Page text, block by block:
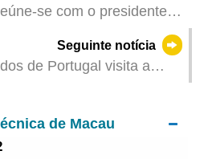
se com o presidente
Seguinte notícia
de Portugal visita a
de Macau